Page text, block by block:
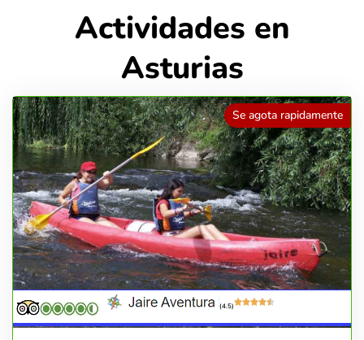
Actividades en
Asturias
Se agota rapidamente
(4.5)